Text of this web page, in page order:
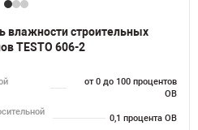
влажности строительных
TESTO 606-2
от 0 до 100 процентов
ОВ
0,1 процента ОВ